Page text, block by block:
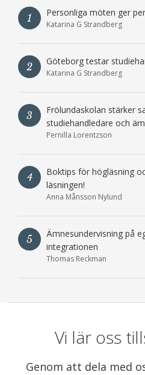
1 Personliga möten ger
Katarina G Strandberg
2 Göteborg testar
Katarina G Strandberg
3
Frölundaskolan stärker
studiehandledare och
Pernilla Lorentzson
4
Boktips för högläsning
läsningen!
Anna Månsson Nylund
5
Ämnesundervisning på
integrationen
Thomas Reckman
Vi lär oss
Genom att dela med